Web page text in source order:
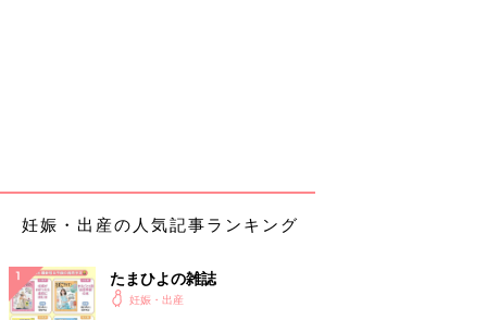
妊娠・出産の人気記事ランキング
たまひよの雑誌
妊娠・出産